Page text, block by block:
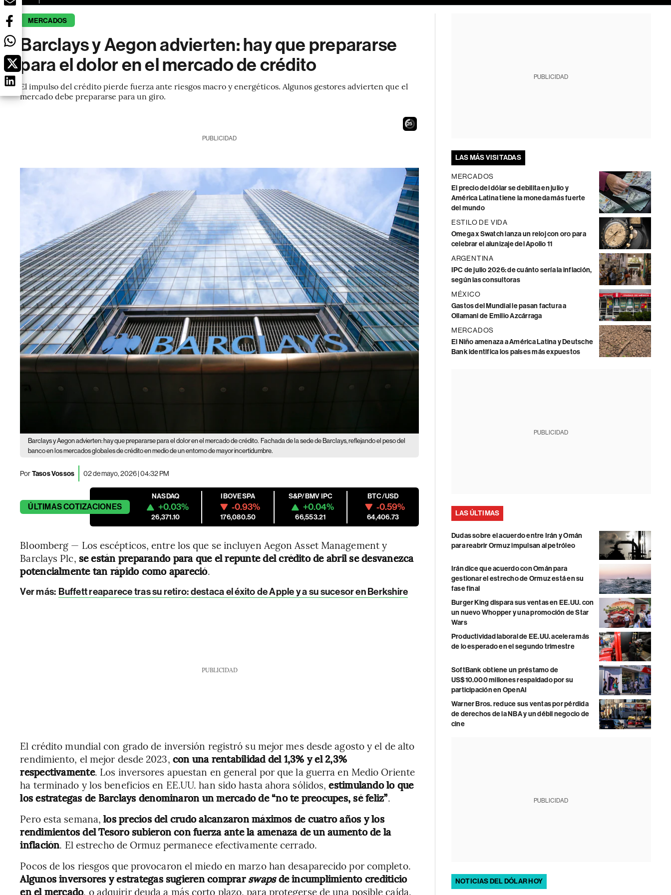
MERCADOS
Barclays y Aegon advierten: hay que prepararse
para el dolor en el mercado de crédito
El impulso del crédito pierde fuerza ante riesgos macro y energéticos. Algunos gestores advierten que el
mercado debe prepararse para un giro.
24
PUBLICIDAD
Barclays y Aegon advierten: hay que prepararse para el dolor en el mercado de crédito. Fachada de la sede de Barclays, reflejando el peso del
banco en los mercados globales de crédito en medio de un entorno de mayor incertidumbre.
PorTasos Vossos 02 de mayo, 2026 | 04:32 PM
ÚLTIMASCOTIZACIONES
NASDAQ
+0.03%
26,371.10
IBOVESPA
-0.93%
176,080.50
S&P/BMV IPC
+0.04%
66,553.21
BTC/USD
-0.59%
64,406.73
Bloomberg — Los escépticos, entre los que se incluyen Aegon Asset Management y
Barclays Plc, se están preparando para que el repunte del crédito de abril se desvanezca
potencialmente tan rápido como apareció.
Ver más: Buffett reaparece tras su retiro: destaca el éxito de Apple y a su sucesor en Berkshire
PUBLICIDAD
El crédito mundial con grado de inversión registró su mejor mes desde agosto y el de alto
rendimiento, el mejor desde 2023, con una rentabilidad del 1,3% y el 2,3%
respectivamente. Los inversores apuestan en general por que la guerra en Medio Oriente
ha terminado y los beneficios en EE.UU. han sido hasta ahora sólidos,estimulando lo que
los estrategas de Barclays denominaron un mercado de “no te preocupes, sé feliz”.
Pero esta semana,los precios del crudo alcanzaron máximos de cuatro años y los
rendimientos del Tesoro subieron con fuerza ante la amenaza de un aumento de la
inflación. El estrecho de Ormuz permanece efectivamente cerrado.
Pocos de los riesgos que provocaron el miedo en marzo han desaparecido por completo.
Algunos inversores y estrategas sugieren comprarswapsde incumplimiento crediticio
en el mercado, o adquirir deuda a más corto plazo, para protegerse de una posible caída.
PUBLICIDAD
LAS MÁS VISITADAS
MERCADOS
El precio del dólar se debilita en julio y
América Latina tiene la moneda más fuerte
del mundo
ESTILO DE VIDA
Omega x Swatch lanza un reloj con oro para
celebrar el alunizaje del Apollo 11
ARGENTINA
IPC de julio 2026: de cuánto sería la inflación,
según las consultoras
MÉXICO
Gastos del Mundial le pasan factura a
Ollamani de Emilio Azcárraga
MERCADOS
El Niño amenaza a América Latina y Deutsche
Bank identifica los países más expuestos
PUBLICIDAD
LAS ÚLTIMAS
Dudas sobre el acuerdo entre Irán y Omán
para reabrir Ormuz impulsan al petróleo
Irán dice que acuerdo con Omán para
gestionar el estrecho de Ormuz está en su
fase final
Burger King dispara sus ventas en EE.UU. con
un nuevo Whopper y una promoción de Star
Wars
Productividad laboral de EE.UU. acelera más
de lo esperado en el segundo trimestre
SoftBank obtiene un préstamo de
US$10.000 millones respaldado por su
participación en OpenAI
Warner Bros. reduce sus ventas por pérdida
de derechos de la NBA y un débil negocio de
cine
PUBLICIDAD
NOTICIAS DEL DÓLAR HOY